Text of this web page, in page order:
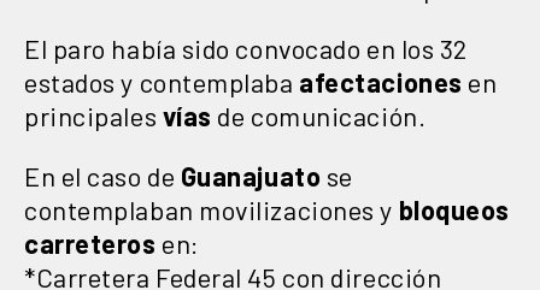
El paro había sido convocado en los 32
estados y contemplaba afectaciones en
principales vías de comunicación.
En el caso de Guanajuato se
contemplaban movilizaciones y bloqueos
carreteros en:
*Carretera Federal 45 con dirección